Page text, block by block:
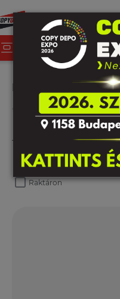
TERMÉKEK
FOTÓPAPÍROK
termékek irodaszer
Termékek:
db
Szűrő
Raktáron
24